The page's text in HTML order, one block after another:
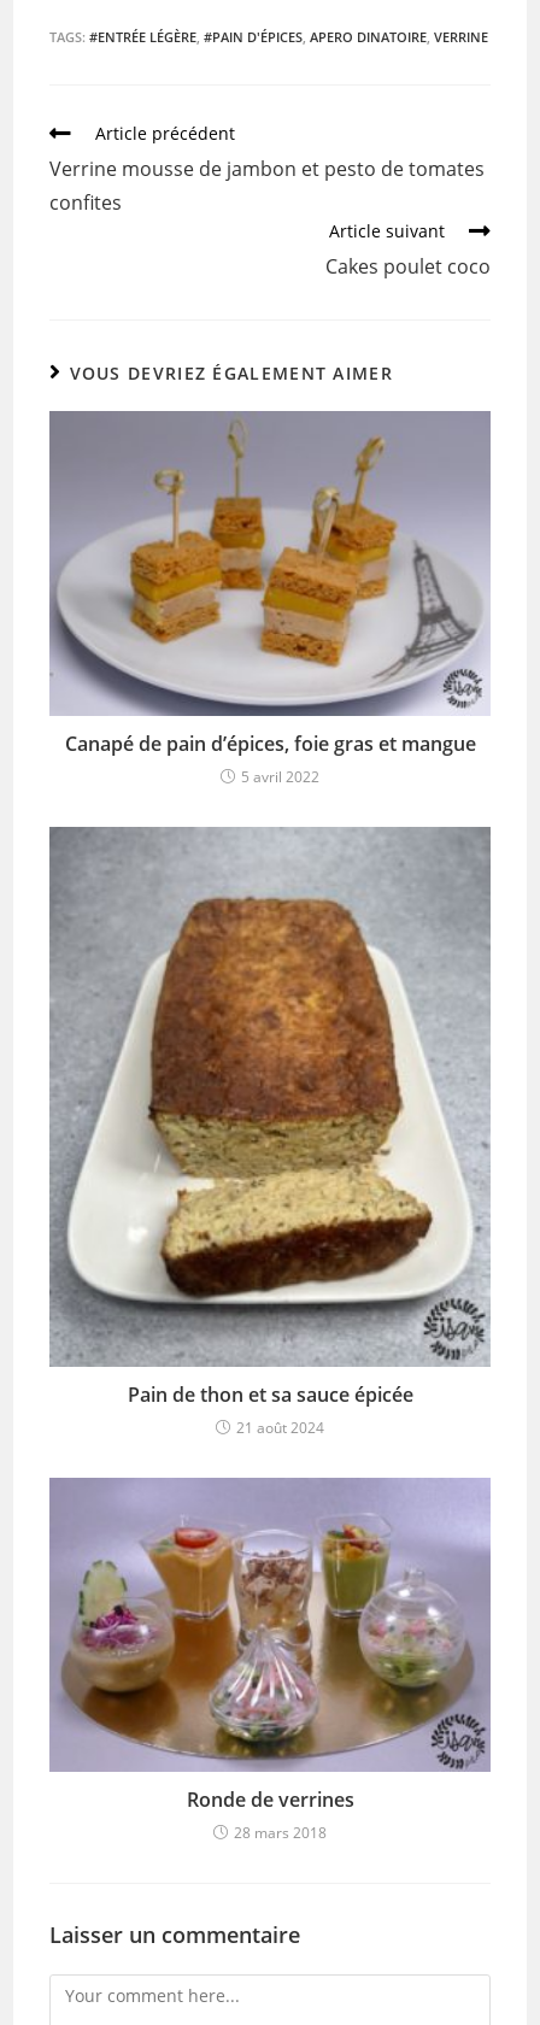
c
b
o
o
itt ai ta
TAGS:#ENTRÉE LÉGÈRE, #PAIN D'ÉPICES, APERO DINATOIRE, VERRINE
Article précédent
Verrine mousse de jambon et pesto de tomates
confites
Article suivant
Cakes poulet coco
VOUS DEVRIEZ ÉGALEMENT AIMER
Canapé de pain d’épices, foie gras et mangue
5 avril 2022
Pain de thon et sa sauce épicée
21 août 2024
Ronde de verrines
28 mars 2018
Laisser un commentaire